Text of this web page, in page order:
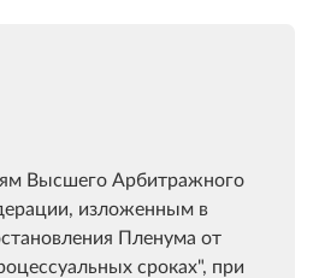
Высшего Арбитражного
изложенным в
Пленума от
сроках", при